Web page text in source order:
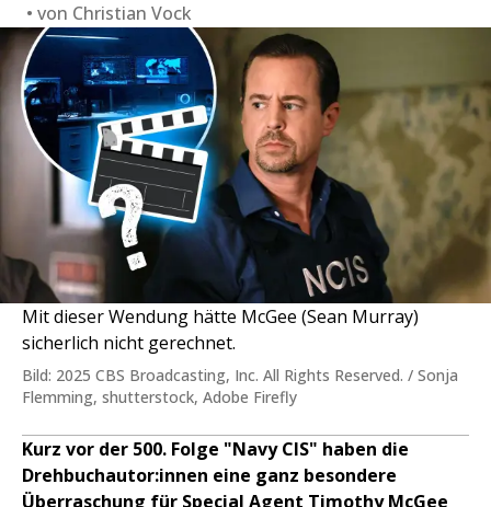
von Christian Vock
Mit dieser Wendung hätte McGee (Sean Murray)
sicherlich nicht gerechnet.
Bild: 2025 CBS Broadcasting, Inc. All Rights Reserved. / Sonja
Flemming, shutterstock, Adobe Firefly
Kurz vor der 500. Folge "Navy CIS" haben die
Drehbuchautor:innen eine ganz besondere
Überraschung für Special Agent Timothy McGee